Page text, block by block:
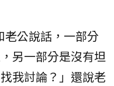
老公說話，一部分
另一部分是沒有坦
我討論？」還說老